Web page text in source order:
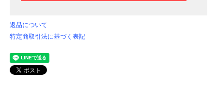
返品について
特定商取引法に基づく表記